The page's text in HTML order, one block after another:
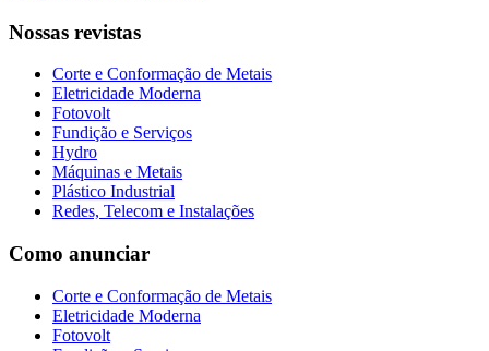
Nossas revistas
Corte e Conformação de Metais
Eletricidade Moderna
Fotovolt
Fundição e Serviços
Hydro
Máquinas e Metais
Plástico Industrial
Redes, Telecom e Instalações
Como anunciar
Corte e Conformação de Metais
Eletricidade Moderna
Fotovolt